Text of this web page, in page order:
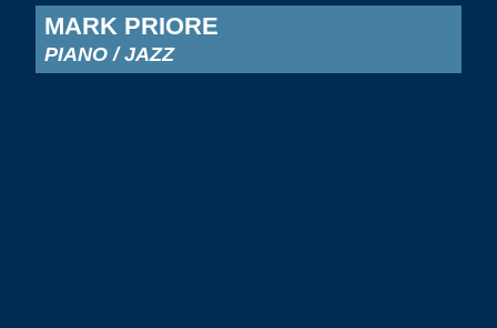
MARK PRIORE
PIANO / JAZZ